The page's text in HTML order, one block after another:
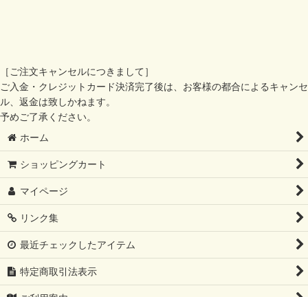
［ご注文キャンセルにつきまして］
ご入金・クレジットカード決済完了後は、お客様の都合によるキャンセ
ル、返金は致しかねます。
予めご了承ください。
ホーム
ショッピングカート
マイページ
リンク集
最近チェックしたアイテム
特定商取引法表示